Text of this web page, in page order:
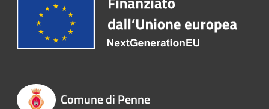
Comune di Penne